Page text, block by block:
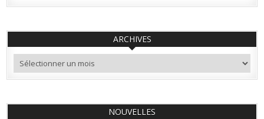
ARCHIVES
Archives
NOUVELLES